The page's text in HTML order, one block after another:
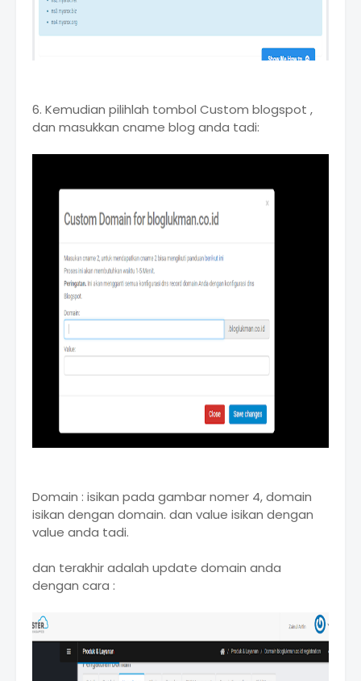
6. Kemudian pilihlah tombol Custom blogspot ,
dan masukkan cname blog anda tadi:
Domain : isikan pada gambar nomer 4, domain
isikan dengan domain. dan value isikan dengan
value anda tadi.
dan terakhir adalah update domain anda
dengan cara :